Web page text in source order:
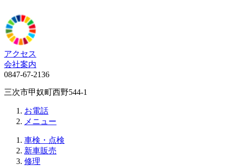
アクセス
会社案内
0847-67-2136
三次市甲奴町西野544-1
お電話
メニュー
車検・点検
新車販売
修理